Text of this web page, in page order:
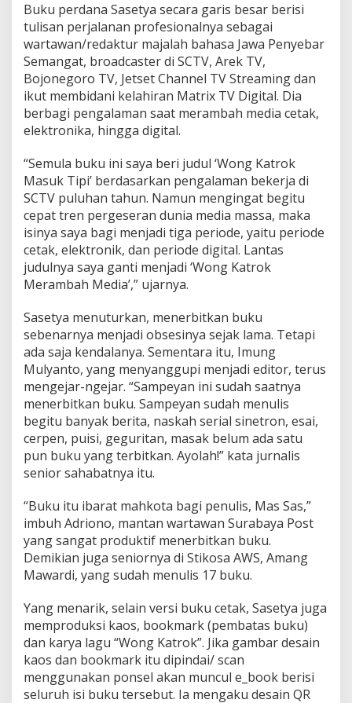
Buku perdana Sasetya secara garis besar berisi
tulisan perjalanan profesionalnya sebagai
wartawan/redaktur majalah bahasa Jawa Penyebar
Semangat, broadcaster di SCTV, Arek TV,
Bojonegoro TV, Jetset Channel TV Streaming dan
ikut membidani kelahiran Matrix TV Digital. Dia
berbagi pengalaman saat merambah media cetak,
elektronika, hingga digital.
“Semula buku ini saya beri judul ‘Wong Katrok
Masuk Tipi’ berdasarkan pengalaman bekerja di
SCTV puluhan tahun. Namun mengingat begitu
cepat tren pergeseran dunia media massa, maka
isinya saya bagi menjadi tiga periode, yaitu periode
cetak, elektronik, dan periode digital. Lantas
judulnya saya ganti menjadi ‘Wong Katrok
Merambah Media’,” ujarnya.
Sasetya menuturkan, menerbitkan buku
sebenarnya menjadi obsesinya sejak lama. Tetapi
ada saja kendalanya. Sementara itu, Imung
Mulyanto, yang menyanggupi menjadi editor, terus
mengejar-ngejar. “Sampeyan ini sudah saatnya
menerbitkan buku. Sampeyan sudah menulis
begitu banyak berita, naskah serial sinetron, esai,
cerpen, puisi, geguritan, masak belum ada satu
pun buku yang terbitkan. Ayolah!” kata jurnalis
senior sahabatnya itu.
“Buku itu ibarat mahkota bagi penulis, Mas Sas,”
imbuh Adriono, mantan wartawan Surabaya Post
yang sangat produktif menerbitkan buku.
Demikian juga seniornya di Stikosa AWS, Amang
Mawardi, yang sudah menulis 17 buku.
Yang menarik, selain versi buku cetak, Sasetya juga
memproduksi kaos, bookmark (pembatas buku)
dan karya lagu “Wong Katrok”. Jika gambar desain
kaos dan bookmark itu dipindai/ scan
menggunakan ponsel akan muncul e_book berisi
seluruh isi buku tersebut. Ia mengaku desain QR